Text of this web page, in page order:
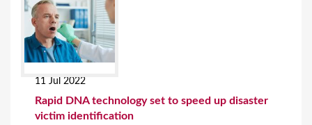
11 Jul 2022
Rapid DNA technology set to speed up disaster
victim identification